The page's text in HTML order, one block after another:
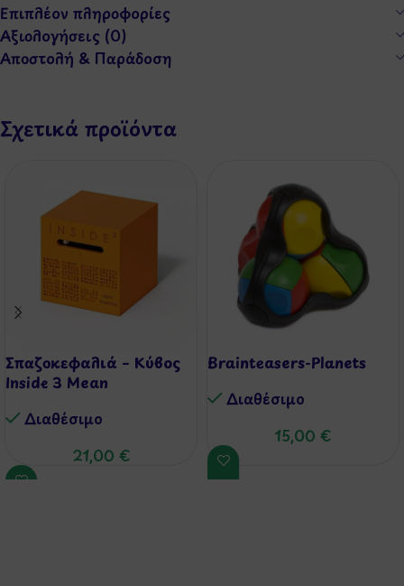
Επιπλέον πληροφορίες
Αξιολογήσεις (0)
Αποστολή & Παράδοση
Σχετικά προϊόντα
Σπαζοκεφαλιά – Κύβος
Inside 3 Mean
Διαθέσιμo
21,00 €
Brainteasers-Planets
Διαθέσιμo
15,00 €